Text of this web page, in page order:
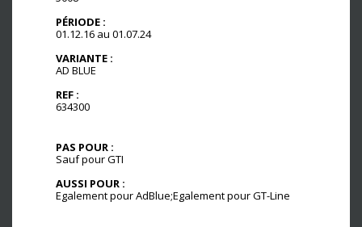
PÉRIODE :
01.12.16 au 01.07.24
VARIANTE :
AD BLUE
REF :
634300
PAS POUR :
Sauf pour GTI
AUSSI POUR :
Egalement pour AdBlue;Egalement pour GT-Line